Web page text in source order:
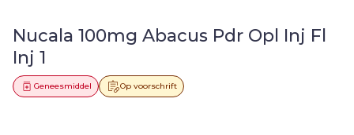
Nucala 100mg Abacus Pdr Opl Inj Fl
Inj 1
Op voorschrift
Geneesmiddel